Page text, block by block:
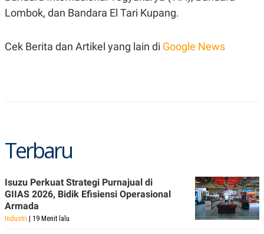
O
N
N
R
E
R
A
G
A
N
A
N
K
I
R
J
A
M
Lombok, dan Bandara El Tari Kupang.
Cek Berita dan Artikel yang lain di Google News
Terbaru
Isuzu Perkuat Strategi Purnajual di
GIIAS 2026, Bidik Efisiensi Operasional
Armada
Industri | 19 Menit lalu